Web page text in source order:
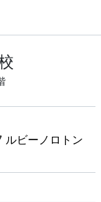
ビーノロトン